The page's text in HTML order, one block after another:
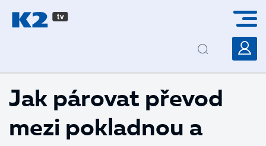
Jak párovat převod
mezi pokladnou a